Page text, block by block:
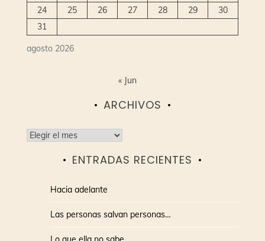
agosto 2026
24
25 26 27 28 29
30
31
« Jun
ARCHIVOS
Archivos
ENTRADAS RECIENTES
Hacia adelante
Las personas salvan personas…